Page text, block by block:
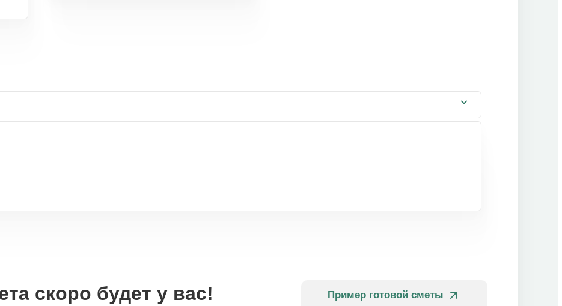
скоро будет у вас! Пример готовой сметы